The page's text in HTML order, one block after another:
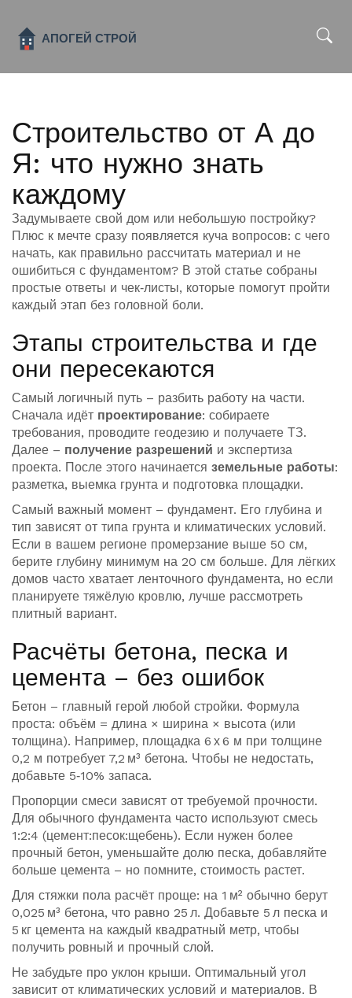
Строительство от А до
Я: что нужно знать
каждому
Задумываете свой дом или небольшую постройку?
Плюс к мечте сразу появляется куча вопросов: с чего
начать, как правильно рассчитать материал и не
ошибиться с фундаментом? В этой статье собраны
простые ответы и чек‑листы, которые помогут пройти
каждый этап без головной боли.
Этапы строительства и где
они пересекаются
Самый логичный путь – разбить работу на части.
Сначала идёт проектирование: собираете
требования, проводите геодезию и получаете ТЗ.
Далее – получение разрешений и экспертиза
проекта. После этого начинается земельные работы:
разметка, выемка грунта и подготовка площадки.
Самый важный момент – фундамент. Его глубина и
тип зависят от типа грунта и климатических условий.
Если в вашем регионе промерзание выше 50 см,
берите глубину минимум на 20 см больше. Для лёгких
домов часто хватает ленточного фундамента, но если
планируете тяжёлую кровлю, лучше рассмотреть
плитный вариант.
Расчёты бетона, песка и
цемента – без ошибок
Бетон – главный герой любой стройки. Формула
проста: объём = длина × ширина × высота (или
толщина). Например, площадка 6 х 6 м при толщине
0,2 м потребует 7,2 м³ бетона. Чтобы не недостать,
добавьте 5‑10% запаса.
Пропорции смеси зависят от требуемой прочности.
Для обычного фундамента часто используют смесь
1:2:4 (цемент:песок:щебень). Если нужен более
прочный бетон, уменьшайте долю песка, добавляйте
больше цемента – но помните, стоимость растет.
Для стяжки пола расчёт проще: на 1 м² обычно берут
0,025 м³ бетона, что равно 25 л. Добавьте 5 л песка и
5 кг цемента на каждый квадратный метр, чтобы
получить ровный и прочный слой.
Не забудьте про уклон крыши. Оптимальный угол
зависит от климатических условий и материалов. В